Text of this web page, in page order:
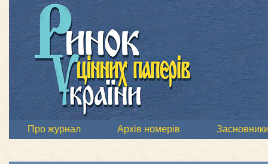
Про журнал Архів номерів